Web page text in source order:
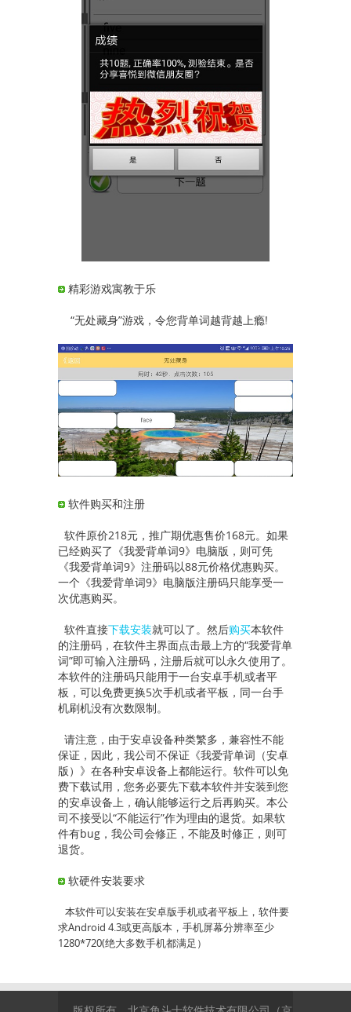
精彩游戏寓教于乐
“无处藏身”游戏，令您背单词越背越上瘾!
软件购买和注册
软件原价218元，推广期优惠售价168元。如果
已经购买了《我爱背单词9》电脑版，则可凭
《我爱背单词9》注册码以88元价格优惠购买。
一个《我爱背单词9》电脑版注册码只能享受一
次优惠购买。
软件直接下载安装就可以了。然后购买本软件
的注册码，在软件主界面点击最上方的“我爱背单
词”即可输入注册码，注册后就可以永久使用了。
本软件的注册码只能用于一台安卓手机或者平
板，可以免费更换5次手机或者平板，同一台手
机刷机没有次数限制。
请注意，由于安卓设备种类繁多，兼容性不能
保证，因此，我公司不保证《我爱背单词（安卓
版）》在各种安卓设备上都能运行。软件可以免
费下载试用，您务必要先下载本软件并安装到您
的安卓设备上，确认能够运行之后再购买。本公
司不接受以“不能运行”作为理由的退货。如果软
件有bug，我公司会修正，不能及时修正，则可
退货。
软硬件安装要求
本软件可以安装在安卓版手机或者平板上，软件要
求Android 4.3或更高版本，手机屏幕分辨率至少
1280*720(绝大多数手机都满足）